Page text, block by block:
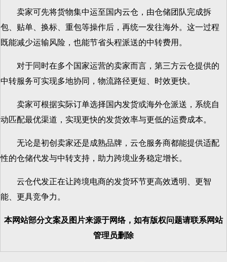
卖家可先将货物集中运至国内云仓，由仓储团队完成拆
包、贴单、换标、重包等操作后，再统一发往海外。这一过程
既能减少运输风险，也能节省头程派送的中转费用。
对于同时在多个国家运营的卖家而言，第三方云仓提供的
中转服务可实现多地协同，物流路径更短、时效更快。
卖家可根据实际订单选择国内发货或海外仓派送，系统自
动匹配最优渠道，实现更快的发货效率与更低的运费成本。
无论是初创卖家还是成熟品牌，云仓服务商都能提供适配
性的仓储代发与中转支持，助力跨境业务稳定增长。
云仓代发正在让跨境电商的发货环节更高效透明、更智
能、更具竞争力。
本网站部分文案及图片来源于网络，如有版权问题请联系网站
管理员删除